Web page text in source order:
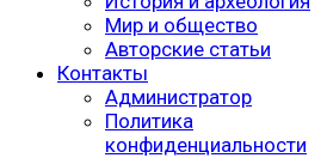
Мир и общество
Авторские статьи
Контакты
Администратор
Политика
конфиденциальности